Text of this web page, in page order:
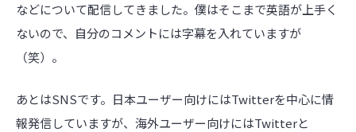
などについて配信してきました。僕はそこまで英語が上手く
ないので、自分のコメントには字幕を入れていますが
（笑）。
あとはSNSです。日本ユーザー向けにはTwitterを中心に情
報発信していますが、海外ユーザー向けにはTwitterと